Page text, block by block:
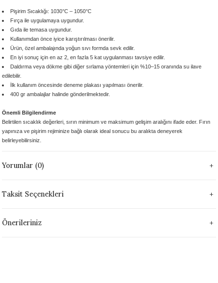
1305 °C
- 1222 °C
- 1046 °C
1046 °C
°C
Pişirim Sıcaklığı: 1030°C – 1050°C
Fırça ile uygulamaya uygundur.
Gıda ile temasa uygundur.
Kullanımdan önce iyice karıştırılması önerilir.
Ürün, özel ambalajında yoğun sıvı formdasevk edilir.
En iyi sonuç için en az 2, en fazla 5 katuygulanması tavsiye edilir.
Daldırma veya dökme gibi diğer sırlama yöntemleri için %10–15 oranında su ilave
edilebilir.
İlk kullanım öncesinde deneme plakası yapılması önerilir.
400 gr ambalajlarhalinde gönderilmektedir.
Önemli Bilgilendirme
Belirtilen sıcaklık değerleri, sırın minimum ve maksimum gelişim aralığını ifade eder. Fırın
yapınıza ve pişirim rejiminize bağlı olarak ideal sonucu bu aralıkta deneyerek
belirleyebilirsiniz.
Yorumlar (0)
Taksit Seçenekleri
Önerileriniz